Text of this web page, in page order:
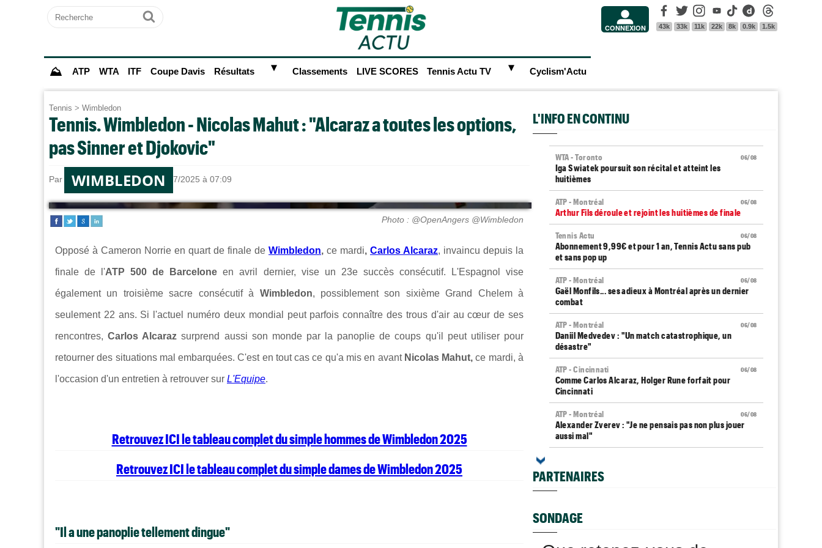
Recherche
Ok CONNEXION
Facebook
43k
Twitter
33k
Instagram
11k
Youtube
22k
Tik Tok
8k
Dailymotion
0.9k 1.5k
⛰ ATP WTA ITF Coupe Davis Résultats ► Classements LIVE SCORES Tennis Actu TV ► Cyclism'Actu
Tennis > Wimbledon
Tennis. Wimbledon - Nicolas Mahut : "Alcaraz a toutes les options,
pas Sinner et Djokovic"
Par Sebastien CLAUDEle 09/07/2025 à 07:09
WIMBLEDON
Photo : @OpenAngers @Wimbledon
Opposé à Cameron Norrie en quart de finale de Wimbledon, ce mardi, Carlos Alcaraz, invaincu depuis la
finale de l'ATP 500 de Barcelone en avril dernier, vise un 23e succès consécutif. L'Espagnol vise
également un troisième sacre consécutif à Wimbledon, possiblement son sixième Grand Chelem à
seulement 22 ans. Si l'actuel numéro deux mondial peut parfois connaître des trous d'air au cœur de ses
rencontres,Carlos Alcarazsurprend aussi son monde par la panoplie de coups qu'il peut utiliser pour
retourner des situations mal embarquées. C'est en tout cas ce qu'a mis en avant Nicolas Mahut, ce mardi, à
l'occasion d'un entretien à retrouver sur L'Equipe.
Retrouvez ICI le tableau complet du simple hommes de Wimbledon 2025
Retrouvez ICI le tableau complet du simple dames de Wimbledon 2025
"Il a une panoplie tellement dingue"
L'INFO EN CONTINU
06/08
WTA - Toronto
Iga Swiatek poursuit son récital et atteint les
huitièmes
06/08
ATP - Montréal
Arthur Fils déroule et rejoint les huitièmes de finale
06/08
Tennis Actu
Abonnement 9,99€ et pour 1 an, Tennis Actu sans pub
et sans pop up
06/08
ATP - Montréal
Gaël Monfils... ses adieux à Montréal après un dernier
combat
06/08
ATP - Montréal
Daniil Medvedev : "Un match catastrophique, un
désastre"
06/08
ATP - Cincinnati
Comme Carlos Alcaraz, Holger Rune forfait pour
Cincinnati
06/08
ATP - Montréal
Alexander Zverev : "Je ne pensais pas non plus jouer
aussi mal"
mais..."
Auger-Aliassime, forfait : "Une douleur au niveau du
dos"
PARTENAIRES
SONDAGE